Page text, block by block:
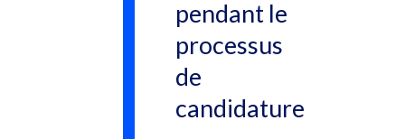
pendant le
processus
de
candidature